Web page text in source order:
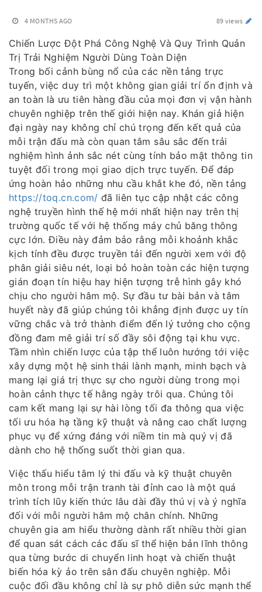
4 MONTHS AGO 89 views
Chiến Lược Đột Phá Công Nghệ Và Quy Trình Quản
Trị Trải Nghiệm Người Dùng Toàn Diện
Trong bối cảnh bùng nổ của các nền tảng trực
tuyến, việc duy trì một không gian giải trí ổn định và
an toàn là ưu tiên hàng đầu của mọi đơn vị vận hành
chuyên nghiệp trên thế giới hiện nay. Khán giả hiện
đại ngày nay không chỉ chú trọng đến kết quả của
mỗi trận đấu mà còn quan tâm sâu sắc đến trải
nghiệm hình ảnh sắc nét cùng tính bảo mật thông tin
tuyệt đối trong mọi giao dịch trực tuyến. Để đáp
ứng hoàn hảo những nhu cầu khắt khe đó, nền tảng
https://toq.cn.com/ đã liên tục cập nhật các công
nghệ truyền hình thế hệ mới nhất hiện nay trên thị
trường quốc tế với hệ thống máy chủ băng thông
cực lớn. Điều này đảm bảo rằng mỗi khoảnh khắc
kịch tính đều được truyền tải đến người xem với độ
phân giải siêu nét, loại bỏ hoàn toàn các hiện tượng
gián đoạn tín hiệu hay hiện tượng trễ hình gây khó
chịu cho người hâm mộ. Sự đầu tư bài bản và tâm
huyết này đã giúp chúng tôi khẳng định được uy tín
vững chắc và trở thành điểm đến lý tưởng cho cộng
đồng đam mê giải trí số đầy sôi động tại khu vực.
Tầm nhìn chiến lược của tập thể luôn hướng tới việc
xây dựng một hệ sinh thái lành mạnh, minh bạch và
mang lại giá trị thực sự cho người dùng trong mọi
hoàn cảnh thực tế hằng ngày trôi qua. Chúng tôi
cam kết mang lại sự hài lòng tối đa thông qua việc
tối ưu hóa hạ tầng kỹ thuật và nâng cao chất lượng
phục vụ để xứng đáng với niềm tin mà quý vị đã
dành cho hệ thống suốt thời gian qua.
Việc thấu hiểu tâm lý thi đấu và kỹ thuật chuyên
môn trong mỗi trận tranh tài đỉnh cao là một quá
trình tích lũy kiến thức lâu dài đầy thú vị và ý nghĩa
đối với mỗi người hâm mộ chân chính. Những
chuyên gia am hiểu thường dành rất nhiều thời gian
để quan sát cách các đấu sĩ thể hiện bản lĩnh thông
qua từng bước di chuyển linh hoạt và chiến thuật
biến hóa kỳ ảo trên sân đấu chuyên nghiệp. Mỗi
cuộc đối đầu không chỉ là sự phô diễn sức mạnh thể